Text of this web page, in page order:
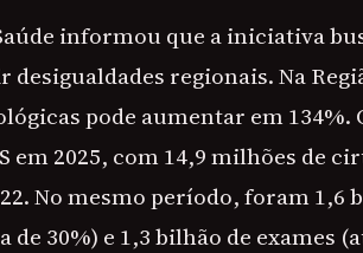
informou que a iniciativa
desigualdades regionais. Na
pode aumentar em 134%.
em 2025, com 14,9 milhões de
No mesmo período, foram 1,6
de 30%) e 1,3 bilhão de exames